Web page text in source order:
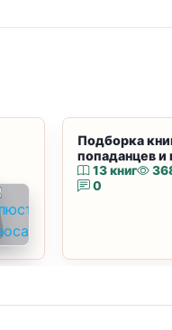
Подборка
попаданцев и
13 книг
0